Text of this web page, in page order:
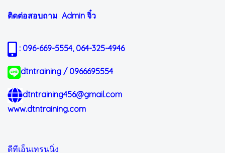
ติดต่อสอบถาม Admin จิ๋ว
: 096-669-5554, 064-325-4946
dtntraining / 0966695554
dtntraining456@gmail.com
www.dtntraining.com
ดีทีเอ็นเทรนนิ่ง